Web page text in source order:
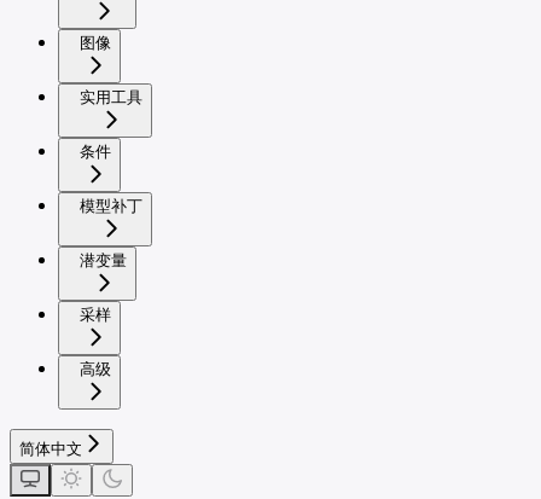
图像
实用工具
条件
模型补丁
潜变量
采样
高级
简体中文